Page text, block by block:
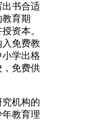
出书合适
育期
资本。
免费教
学出格
，免费供
机构的
教育理